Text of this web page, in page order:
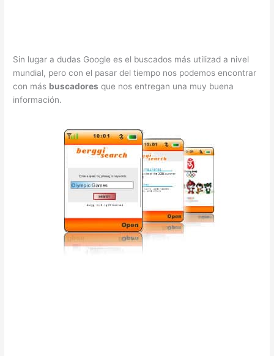
Sin lugar a dudas Google es el buscados más utilizad a nivel
mundial, pero con el pasar del tiempo nos podemos encontrar
con más buscadores que nos entregan una muy buena
información.